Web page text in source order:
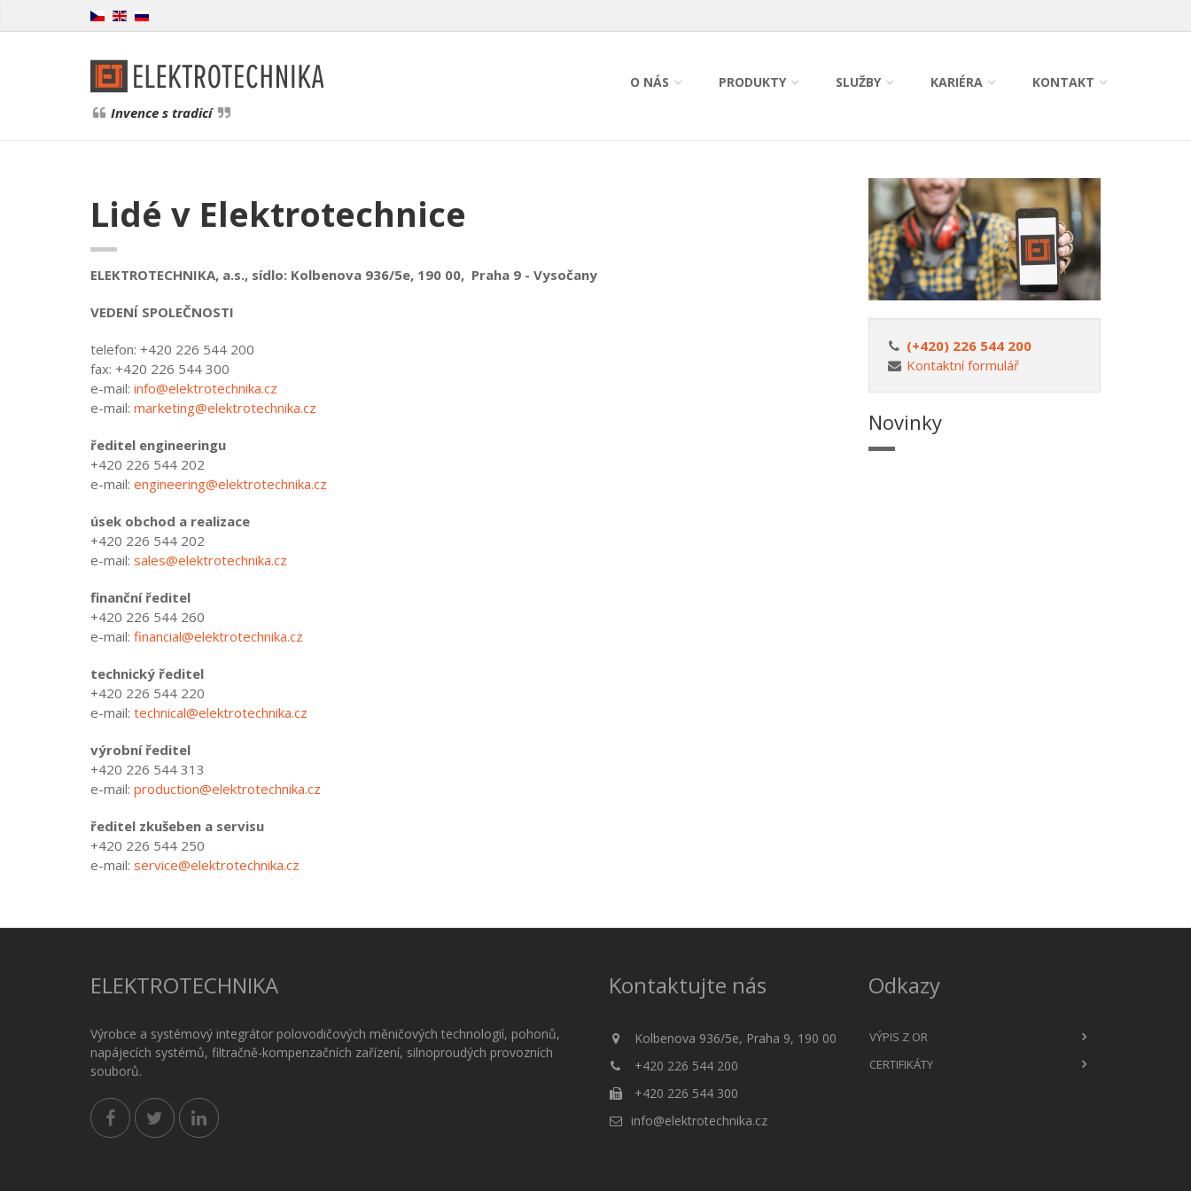
Invence s tradicí
O NÁS PRODUKTY SLUŽBY KARIÉRA KONTAKT
Lidé v Elektrotechnice
ELEKTROTECHNIKA, a.s., sídlo: Kolbenova 936/5e, 190 00, Praha 9 - Vysočany
VEDENÍ SPOLEČNOSTI
telefon: +420 226 544 200
fax: +420 226 544 300
e-mail: info@elektrotechnika.cz
e-mail: marketing@elektrotechnika.cz
ředitel engineeringu
+420 226 544 202
e-mail: engineering@elektrotechnika.cz
úsek obchod a realizace
+420 226 544 202
e-mail: sales@elektrotechnika.cz
finanční ředitel
+420 226 544 260
e-mail: financial@elektrotechnika.cz
technický ředitel
+420 226 544 220
e-mail: technical@elektrotechnika.cz
výrobní ředitel
+420 226 544 313
e-mail: production@elektrotechnika.cz
ředitel zkušeben a servisu
+420 226 544 250
e-mail: service@elektrotechnika.cz
(+420) 226 544 200
Kontaktní formulář
Novinky
ELEKTROTECHNIKA
Výrobce a systémový integrátor polovodičových měničových technologií, pohonů,
napájecích systémů, filtračně-kompenzačních zařízení, silnoproudých provozních
souborů.
Kontaktujte nás
Kolbenova 936/5e, Praha 9, 190 00
+420 226 544 200
+420 226 544 300
info@elektrotechnika.cz
Odkazy
VÝPIS Z OR
CERTIFIKÁTY